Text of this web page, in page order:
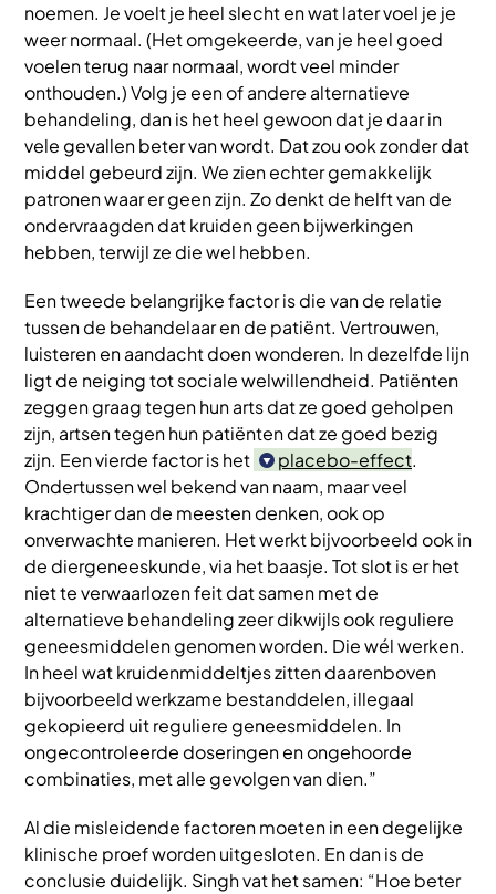
noemen. Je voelt je heel slecht en wat later voel je je
weer normaal. (Het omgekeerde, van je heel goed
voelen terug naar normaal, wordt veel minder
onthouden.) Volg je een of andere alternatieve
behandeling, dan is het heel gewoon dat je daar in
vele gevallen beter van wordt. Dat zou ook zonder dat
middel gebeurd zijn. We zien echter gemakkelijk
patronen waar er geen zijn. Zo denkt de helft van de
ondervraagden dat kruiden geen bijwerkingen
hebben, terwijl ze die wel hebben.
Een tweede belangrijke factor is die van de relatie
tussen de behandelaar en de patiënt. Vertrouwen,
luisteren en aandacht doen wonderen. In dezelfde lijn
ligt de neiging tot sociale welwillendheid. Patiënten
zeggen graag tegen hun arts dat ze goed geholpen
zijn, artsen tegen hun patiënten dat ze goed bezig
zijn. Een vierde factor is het
placebo-effect.
Ondertussen wel bekend van naam, maar veel
krachtiger dan de meesten denken, ook op
onverwachte manieren. Het werkt bijvoorbeeld ook in
de diergeneeskunde, via het baasje. Tot slot is er het
niet te verwaarlozen feit dat samen met de
alternatieve behandeling zeer dikwijls ook reguliere
geneesmiddelen genomen worden. Die wél werken.
In heel wat kruidenmiddeltjes zitten daarenboven
bijvoorbeeld werkzame bestanddelen, illegaal
gekopieerd uit reguliere geneesmiddelen. In
ongecontroleerde doseringen en ongehoorde
combinaties, met alle gevolgen van dien.”
Al die misleidende factoren moeten in een degelijke
klinische proef worden uitgesloten. En dan is de
conclusie duidelijk. Singh vat het samen: “Hoe beter